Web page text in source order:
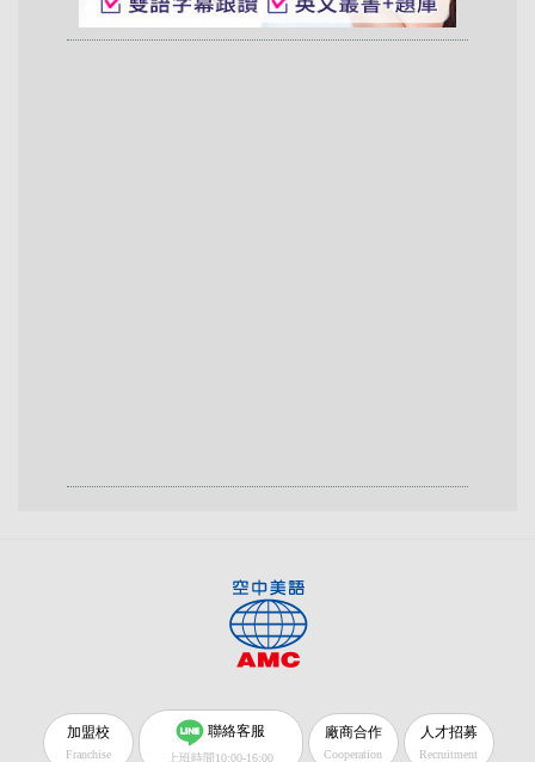
加盟校
Franchise
聯絡客服
上班時間10:00-16:00
廠商合作
Cooperation
人才招募
Recruitment